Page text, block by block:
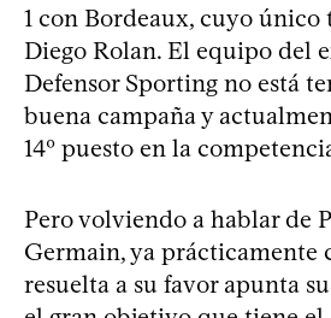
1 con Bordeaux, cuyo único
Diego Rolan. El equipo del
Defensor Sporting no está
buena campaña y
14º puesto en la
Pero volviendo a hablar de
Germain, ya prácticamente
resuelta a su favor apunta